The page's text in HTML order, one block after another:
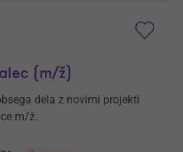
(m/ž)
dela z novimi projekti
m/ž.